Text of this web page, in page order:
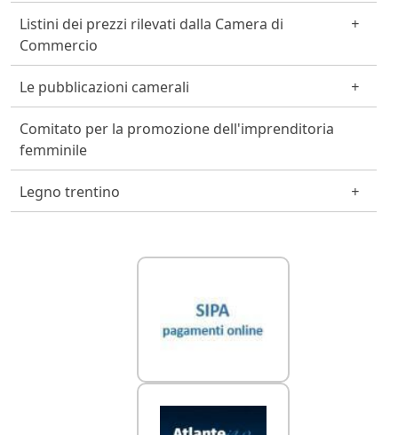
Listini dei prezzi rilevati dalla Camera di
Commercio
Le pubblicazioni camerali
Comitato per la promozione dell'imprenditoria
femminile
Legno trentino